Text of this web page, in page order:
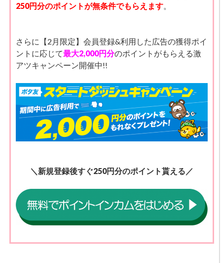
250円分のポイントが無条件でもらえます。
さらに【2月限定】会員登録&利用した広告の獲得ポイ
ントに応じて最大2,000円分のポイントがもらえる激
アツキャンペーン開催中!!
＼新規登録後すぐ250円分のポイント貰える／